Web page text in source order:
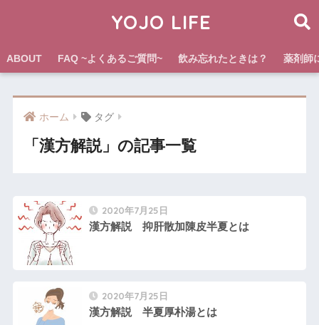
YOJO LIFE
ABOUT FAQ ~よくあるご質問~ 飲み忘れたときは？ 薬剤師
ホーム タグ
「漢方解説」の記事一覧
2020年7月25日
漢方解説 抑肝散加陳皮半夏とは
2020年7月25日
漢方解説 半夏厚朴湯とは